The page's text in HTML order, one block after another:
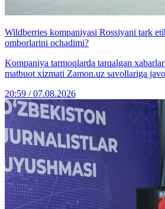
Wildberries kompaniyasi Rossiyani tark
omborlarini ochadimi?
Kompaniya tarmoqlarda tarqalgan
matbuot xizmati Zamon.uz savollariga
20:59 / 07.08.2026